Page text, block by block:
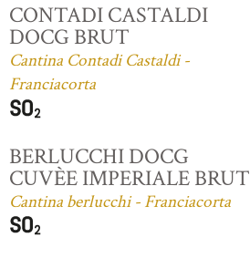
CONTADI CASTALDI
DOCG BRUT
Cantina Contadi Castaldi -
Franciacorta
BERLUCCHI DOCG
CUVÈE IMPERIALE BRUT
Cantina berlucchi - Franciacorta